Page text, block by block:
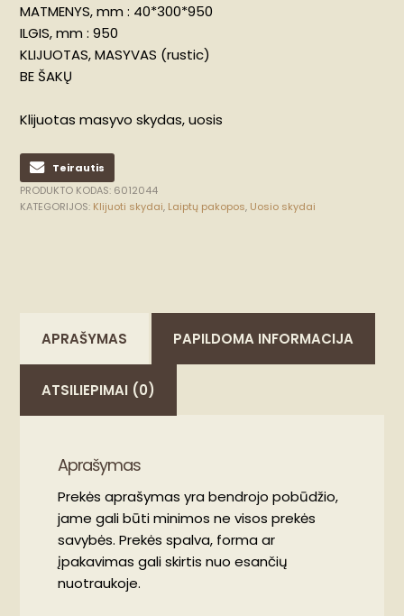
MATMENYS, mm : 40*300*950
ILGIS, mm : 950
KLIJUOTAS, MASYVAS (rustic)
BE ŠAKŲ
Klijuotas masyvo skydas, uosis
Teirautis
PRODUKTO KODAS: 6012044
KATEGORIJOS: Klijuoti skydai, Laiptų pakopos, Uosio skydai
APRAŠYMAS PAPILDOMA INFORMACIJA
ATSILIEPIMAI (0)
Aprašymas
Prekės aprašymas yra bendrojo pobūdžio,
jame gali būti minimos ne visos prekės
savybės. Prekės spalva, forma ar
įpakavimas gali skirtis nuo esančių
nuotraukoje.